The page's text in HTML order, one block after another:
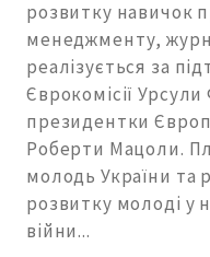
розвитку навичок
менеджменту,
реалізується за
Єврокомісії
президентки
Роберти Мацоли.
молодь України та
розвитку молоді у
війни...